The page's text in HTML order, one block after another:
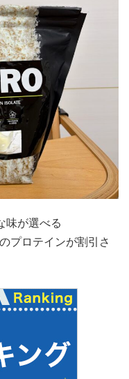
味が選べる
プロテインが割引さ